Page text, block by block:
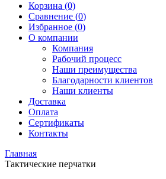
Корзина (0)
Сравнение (0)
Избранное (0)
О компании
Компания
Рабочий процесс
Наши преимущества
Благодарности клиентов
Наши клиенты
Доставка
Оплата
Сертификаты
Контакты
Главная
Тактические перчатки